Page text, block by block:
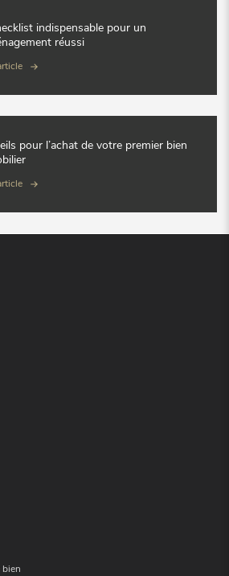
indispensable pour un
réussi
pour l’achat de votre premier bien